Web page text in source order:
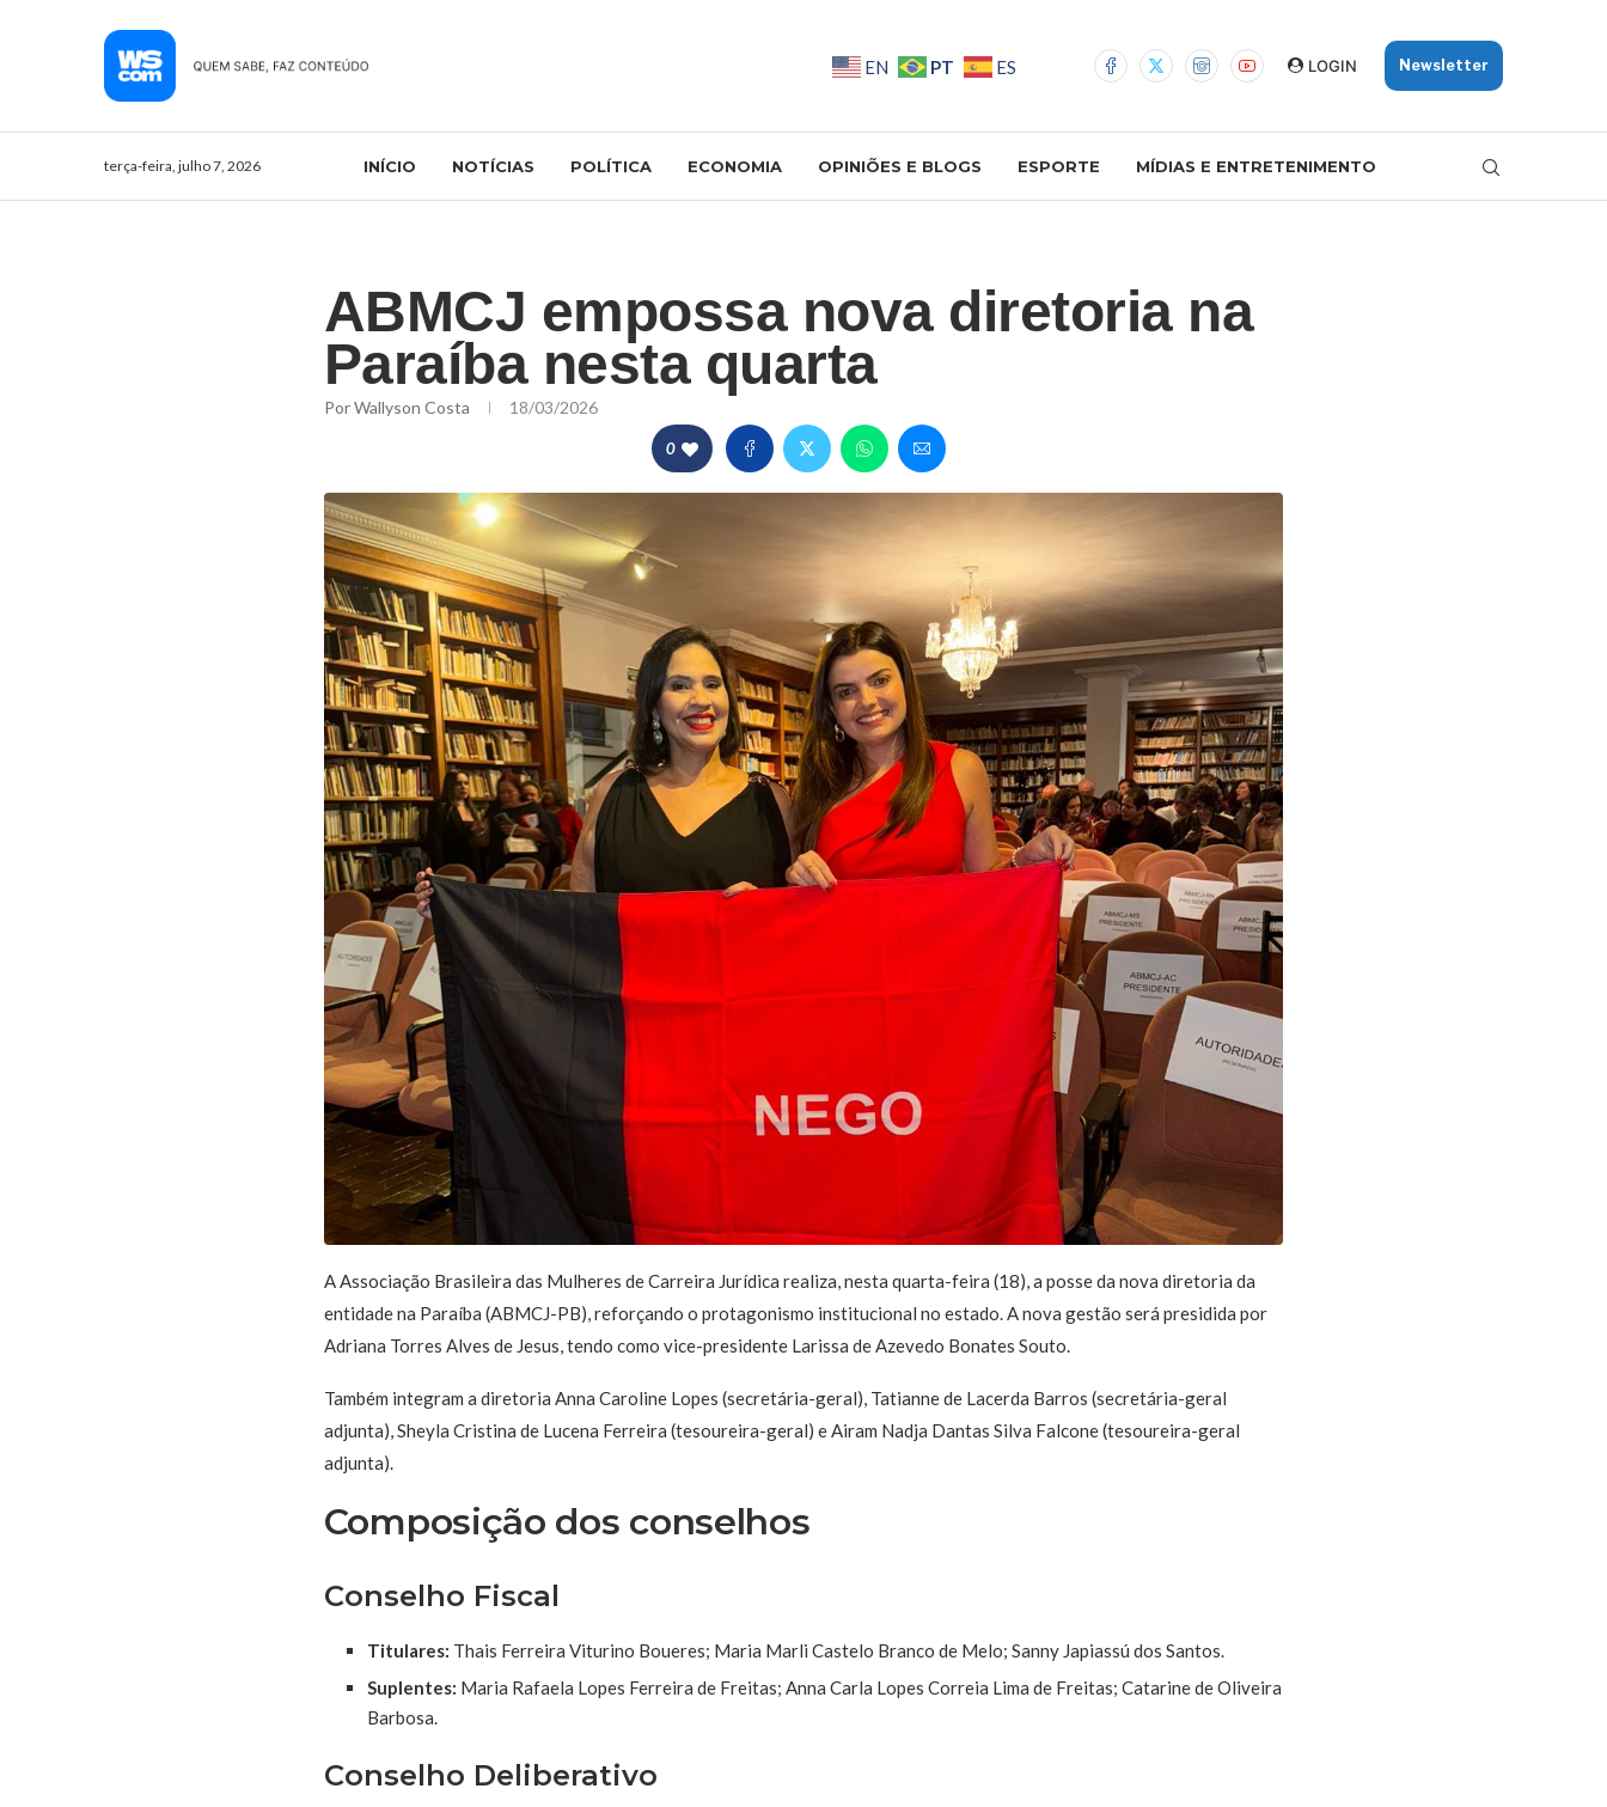
EN PT ES LOGIN Newsletter
terça-feira, julho 7, 2026 INÍCIO NOTÍCIAS POLÍTICA ECONOMIA OPINIÕES E BLOGS ESPORTE MÍDIAS E ENTRETENIMENTO
ABMCJ empossa nova diretoria na
Paraíba nesta quarta
PorWallyson Costa 18/03/2026
0
A Associação Brasileira das Mulheres de Carreira Jurídica realiza, nesta quarta-feira (18), a posse da nova diretoria da
entidade na Paraíba (ABMCJ-PB), reforçando o protagonismo institucional no estado. A nova gestão será presidida por
Adriana Torres Alves de Jesus, tendo como vice-presidente Larissa de Azevedo Bonates Souto.
Também integram a diretoria Anna Caroline Lopes (secretária-geral), Tatianne de Lacerda Barros (secretária-geral
adjunta), Sheyla Cristina de Lucena Ferreira (tesoureira-geral) e Airam Nadja Dantas Silva Falcone (tesoureira-geral
adjunta).
Composição dos conselhos
Conselho Fiscal
Titulares: Thais Ferreira Viturino Boueres; Maria Marli Castelo Branco de Melo; Sanny Japiassú dos Santos.
Suplentes: Maria Rafaela Lopes Ferreira de Freitas; Anna Carla Lopes Correia Lima de Freitas; Catarine de Oliveira
Barbosa.
Conselho Deliberativo